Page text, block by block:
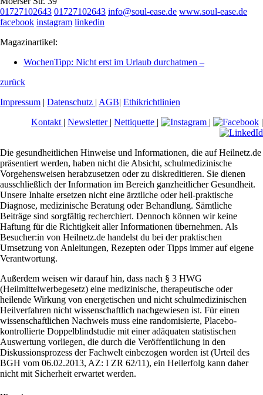
01727102643 01727102643 info@soul-ease.de www.soul-ease.de
facebook instagram linkedin
Magazinartikel:
WochenTipp: Nicht erst im Urlaub durchatmen –
zurück
Impressum | Datenschutz | AGB| Ethikrichtlinien
Kontakt | Newsletter | Nettiquette | | |
Die gesundheitlichen Hinweise und Informationen, die auf Heilnetz.de
präsentiert werden, haben nicht die Absicht, schulmedizinische
Vorgehensweisen herabzusetzen oder zu diskreditieren. Sie dienen
ausschließlich der Information im Bereich ganzheitlicher Gesundheit.
Unsere Inhalte ersetzen nicht eine ärztliche oder heil-praktische
Diagnose, medizinische Beratung oder Behandlung. Sämtliche
Beiträge sind sorgfältig recherchiert. Dennoch können wir keine
Haftung für die Richtigkeit aller Informationen übernehmen. Als
Besucher:in von Heilnetz.de handelst du bei der praktischen
Umsetzung von Anleitungen, Rezepten oder Tipps immer auf eigene
Verantwortung.
Außerdem weisen wir darauf hin, dass nach § 3 HWG
(Heilmittelwerbegesetz) eine medizinische, therapeutische oder
heilende Wirkung von energetischen und nicht schulmedizinischen
Heilverfahren nicht wissenschaftlich nachgewiesen ist. Für einen
wissenschaftlichen Nachweis muss eine randomisierte, Placebo-
kontrollierte Doppelblindstudie mit einer adäquaten statistischen
Auswertung vorliegen, die durch die Veröffentlichung in den
Diskussionsprozess der Fachwelt einbezogen worden ist (Urteil des
BGH vom 06.02.2013, AZ: I ZR 62/11), ein Heilerfolg kann daher
nicht mit Sicherheit erwartet werden.